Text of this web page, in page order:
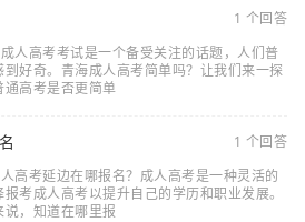
1 个回答
人高考考试是一个备受关注的话题，人们普
好奇。青海成人高考简单吗？让我们来一探
高考是否更简单
1 个回答
高考延边在哪报名？成人高考是一种灵活的
考成人高考以提升自己的学历和职业发展。
，知道在哪里报